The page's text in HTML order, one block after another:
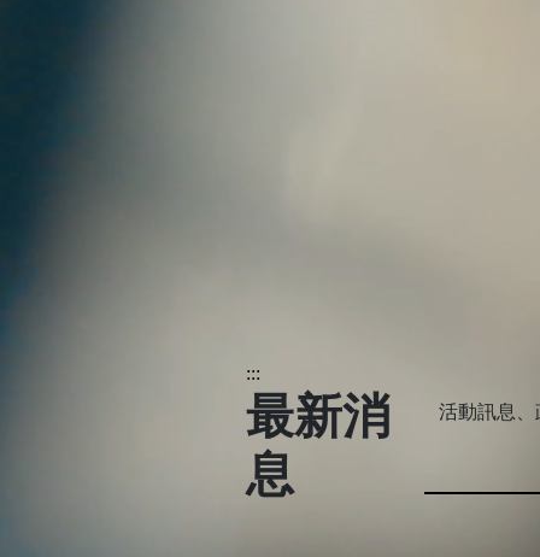
:::
最新消
息
活動訊息、